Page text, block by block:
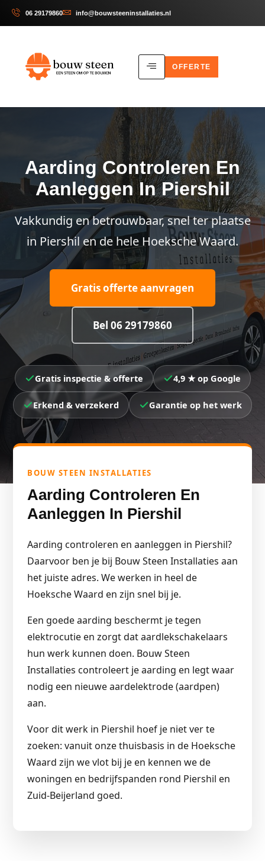
06 29179860 info@bouwsteeninstallaties.nl
OFFERTE
Aarding Controleren En
Aanleggen In Piershil
Vakkundig en betrouwbaar, snel ter plaatse
in Piershil en de hele Hoeksche Waard.
Gratis offerte aanvragen
Bel 06 29179860
Gratis inspectie & offerte 4,9 ★ op Google
Erkend & verzekerd Garantie op het werk
BOUW STEEN INSTALLATIES
Aarding Controleren En
Aanleggen In Piershil
Aarding controleren en aanleggen in Piershil?
Daarvoor ben je bij Bouw Steen Installaties aan
het juiste adres. We werken in heel de
Hoeksche Waard en zijn snel bij je.
Een goede aarding beschermt je tegen
elektrocutie en zorgt dat aardlekschakelaars
hun werk kunnen doen. Bouw Steen
Installaties controleert je aarding en legt waar
nodig een nieuwe aardelektrode (aardpen)
aan.
Voor dit werk in Piershil hoef je niet ver te
zoeken: vanuit onze thuisbasis in de Hoeksche
Waard zijn we vlot bij je en kennen we de
woningen en bedrijfspanden rond Piershil en
Zuid-Beijerland goed.